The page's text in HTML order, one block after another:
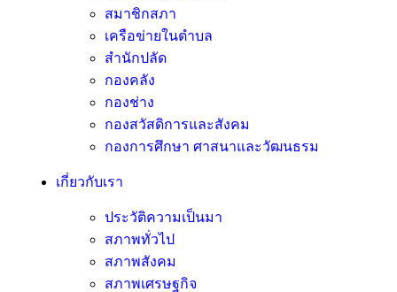
สมาชิกสภา
เครือข่ายในตำบล
สำนักปลัด
กองคลัง
กองช่าง
กองสวัสดิการและสังคม
กองการศึกษา ศาสนาและวัฒนธรม
เกี่ยวกับเรา
ประวัติความเป็นมา
สภาพทั่วไป
สภาพสังคม
สภาพเศรษฐกิจ